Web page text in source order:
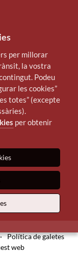
· Política de galetes
web
per millorar
la vostra
Podeu
les cookies”
totes” (excepte
per obtenir